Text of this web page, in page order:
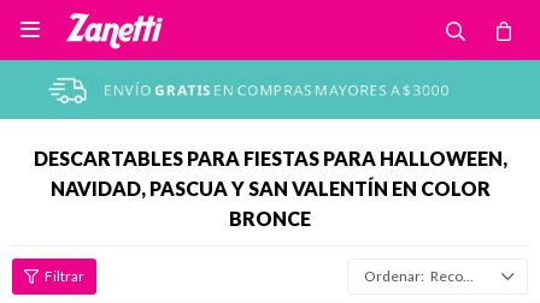

DESCARTABLES PARA FIESTAS PARA HALLOWEEN,
NAVIDAD, PASCUA Y SAN VALENTÍN EN COLOR
BRONCE
Recomendados